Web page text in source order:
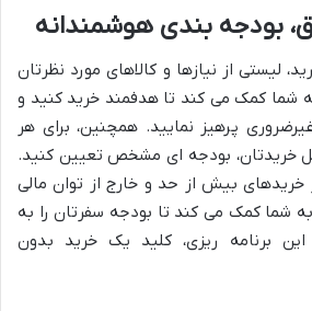
بودجه بندی هوشمندانه
لیستی از نیازها و کالاهای مورد نظرتان
شما کمک می کند تا هدفمند خرید کنید و
پرهیز نمایید. همچنین، برای هر
کل خریدتان، بودجه ای مشخص تعیین کنید.
خریدهای بیش از حد و خارج از توان مالی
شما کمک می کند تا بودجه سفرتان را به
برنامه ریزی، کلید یک خرید بدون